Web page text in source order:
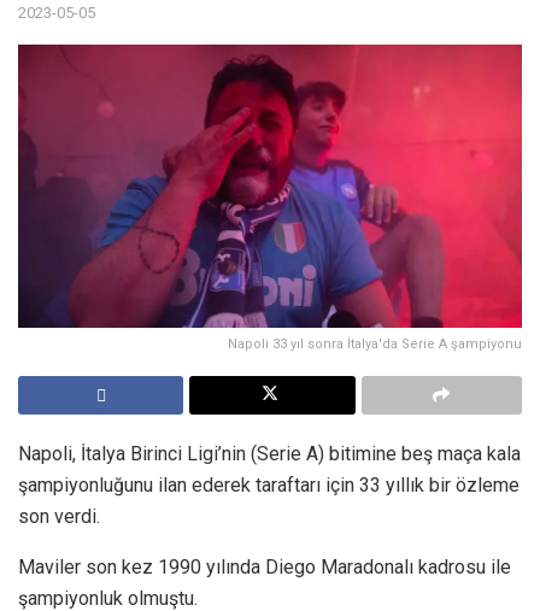
2023-05-05
Napoli 33 yıl sonra İtalya'da Serie A şampiyonu
Napoli, İtalya Birinci Ligi’nin (Serie A) bitimine beş maça kala
şampiyonluğunu ilan ederek taraftarı için 33 yıllık bir özleme
son verdi.
Maviler son kez 1990 yılında Diego Maradonalı kadrosu ile
şampiyonluk olmuştu.